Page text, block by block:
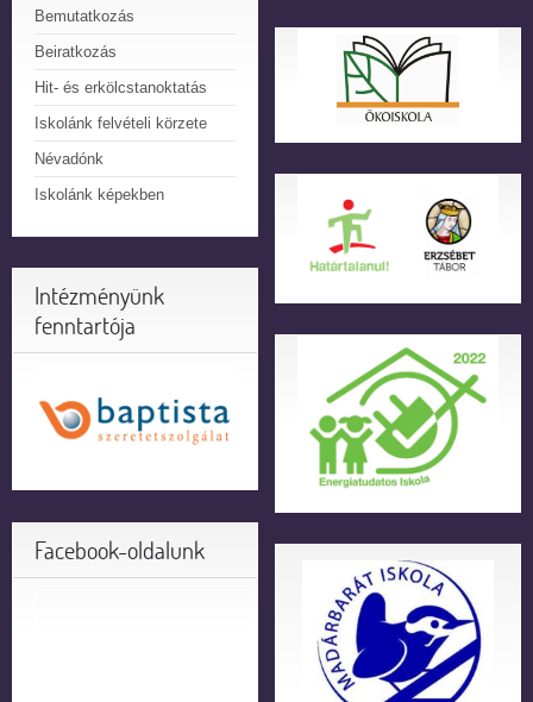
Bemutatkozás
Beiratkozás
Hit- és erkölcstanoktatás
Iskolánk felvételi körzete
Névadónk
Iskolánk képekben
Intézményünk
fenntartója
Facebook-oldalunk